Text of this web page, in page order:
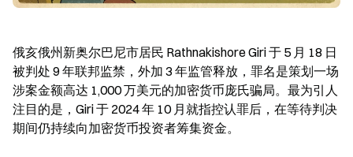
俄亥俄州新奥尔巴尼市居民 Rathnakishore Giri 于 5 月 18 日
被判处 9 年联邦监禁，外加 3 年监管释放，罪名是策划一场
涉案金额高达 1,000 万美元的加密货币庞氏骗局。最为引人
注目的是，Giri 于 2024 年 10 月就指控认罪后，在等待判决
期间仍持续向加密货币投资者筹集资金。